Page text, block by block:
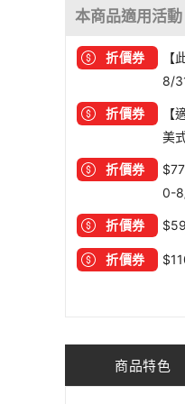
本商品適用活動
折價券
8/
折價券
美
折價券
0-
折價券
折價券
商品特色